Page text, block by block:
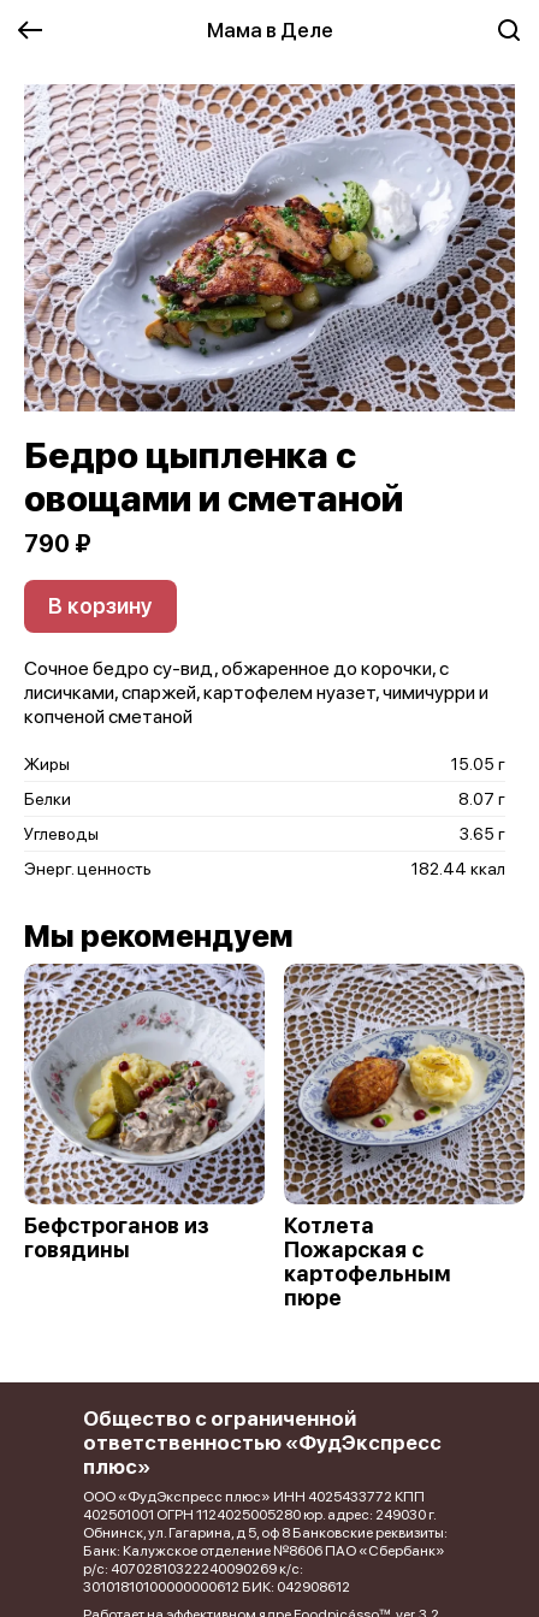
Мама в Деле
Бедро цыпленка с
овощами и сметаной
790 ₽
В корзину
Сочное бедро су-вид, обжаренное до корочки, с
лисичками, спаржей, картофелем нуазет, чимичурри и
копченой сметаной
Жиры
15.05 г
Белки
8.07 г
Углеводы
3.65 г
Энерг. ценность
182.44 ккал
Мы рекомендуем
Бефстроганов из
говядины
Котлета
Пожарская с
картофельным
пюре
Общество с ограниченной
ответственностью «ФудЭкспресс
плюс»
ООО «ФудЭкспресс плюс» ИНН 4025433772 КПП
402501001 ОГРН 1124025005280 юр. адрес: 249030 г.
Обнинск, ул. Гагарина, д 5, оф 8 Банковские реквизиты:
Банк: Калужское отделение №8606 ПАО «Сбербанк»
р/с: 40702810322240090269 к/с:
30101810100000000612 БИК: 042908612